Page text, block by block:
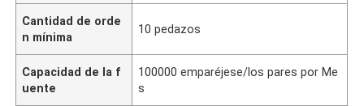
Cantidad de orde
n mínima
10 pedazos
Capacidad de la f
uente
100000 emparéjese/los pares por Me
s